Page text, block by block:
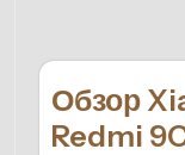
Обзор
Redmi